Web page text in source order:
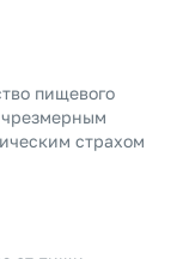
пищевого
чрезмерным
страхом